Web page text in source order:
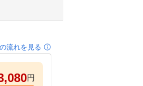
流れを見る
円